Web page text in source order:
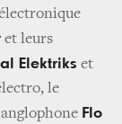
et leurs
Elektriks et
le
Flo